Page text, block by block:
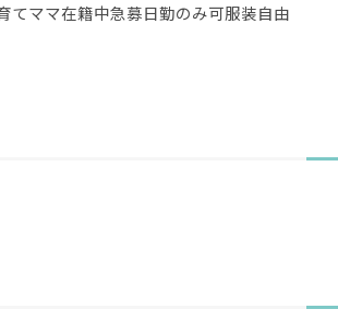
てママ在籍中急募日勤のみ可服装自由